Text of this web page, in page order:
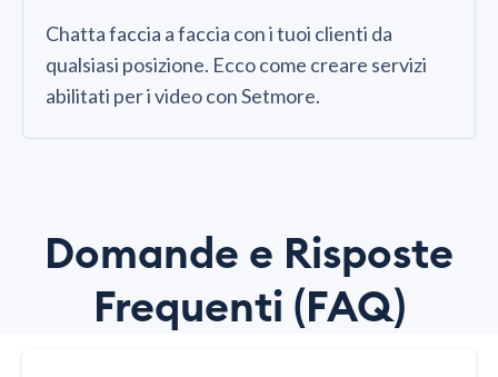
Chatta faccia a faccia con i tuoi clienti da
qualsiasi posizione. Ecco come creare servizi
abilitati per i video con Setmore.
Domande e Risposte
Frequenti (FAQ)